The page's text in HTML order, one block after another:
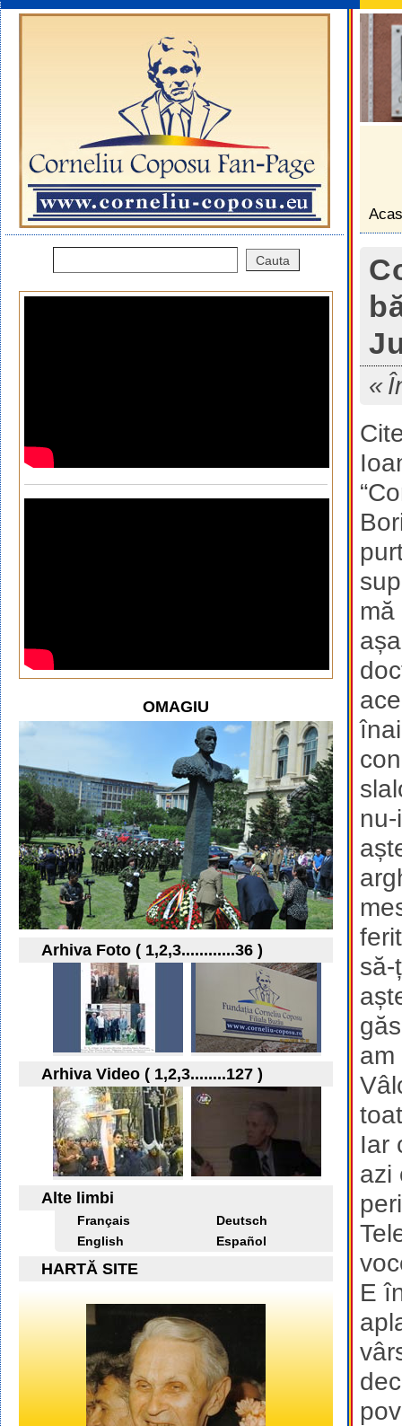
să-
am
Iar
azi
E
OMAGIU
Arhiva Foto ( 1,2,3............36 )
Arhiva Video ( 1,2,3........127 )
Alte limbi
Français
Deutsch
English
Español
HARTĂ SITE